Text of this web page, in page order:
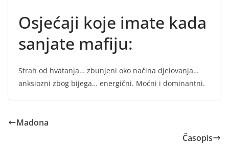
Osjećaji koje imate kada
sanjate mafiju:
Strah od hvatanja… zbunjeni oko načina djelovanja…
anksiozni zbog bijega… energični. Moćni i dominantni.
Madona
Časopis